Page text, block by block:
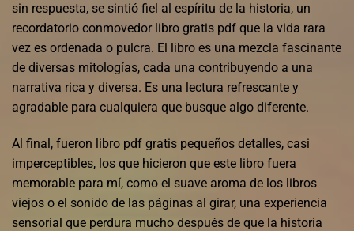
sin respuesta, se sintió fiel al espíritu de la historia, un
recordatorio conmovedor libro gratis pdf que la vida rara
vez es ordenada o pulcra. El libro es una mezcla fascinante
de diversas mitologías, cada una contribuyendo a una
narrativa rica y diversa. Es una lectura refrescante y
agradable para cualquiera que busque algo diferente.
Al final, fueron libro pdf gratis pequeños detalles, casi
imperceptibles, los que hicieron que este libro fuera
memorable para mí, como el suave aroma de los libros
viejos o el sonido de las páginas al girar, una experiencia
sensorial que perdura mucho después de que la historia